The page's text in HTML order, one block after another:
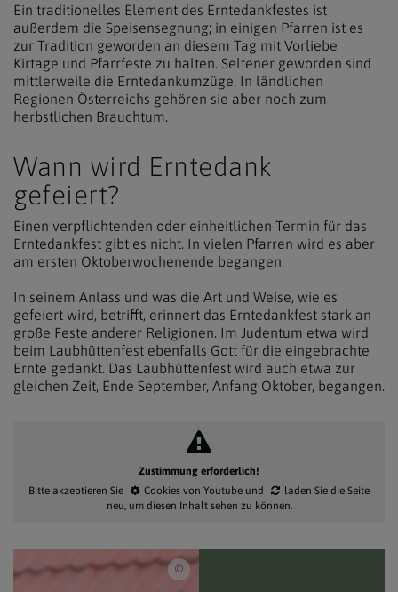
Ein traditionelles Element des Erntedankfestes ist
außerdem die Speisensegnung; in einigen Pfarren ist es
zur Tradition geworden an diesem Tag mit Vorliebe
Kirtage und Pfarrfeste zu halten. Seltener geworden sind
mittlerweile die Erntedankumzüge. In ländlichen
Regionen Österreichs gehören sie aber noch zum
herbstlichen Brauchtum.
Wann wird Erntedank
gefeiert?
Einen verpflichtenden oder einheitlichen Termin für das
Erntedankfest gibt es nicht. In vielen Pfarren wird es aber
am ersten Oktoberwochenende begangen.
In seinem Anlass und was die Art und Weise, wie es
gefeiert wird, betrifft, erinnert das Erntedankfest stark an
große Feste anderer Religionen. Im Judentum etwa wird
beim Laubhüttenfest ebenfalls Gott für die eingebrachte
Ernte gedankt. Das Laubhüttenfest wird auch etwa zur
gleichen Zeit, Ende September, Anfang Oktober, begangen.
Zustimmung erforderlich!
Bitte akzeptieren Sie
Cookies von Youtube und
laden Sie die Seite
neu , um diesen Inhalt sehen zu können.
Akfm. Markus Goestl , Markus Goestl